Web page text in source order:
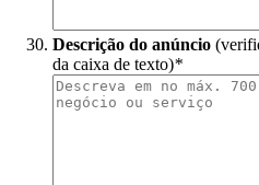
Descrição do anúncio
da caixa de texto)*